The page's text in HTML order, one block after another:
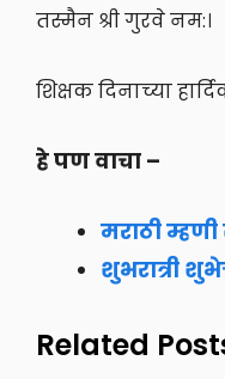
तस्मैन श्री गुरवे नम:।
शिक्षक दिनाच्या
हे पण वाचा –
मराठी म्हणी
शुभरात्री
Related